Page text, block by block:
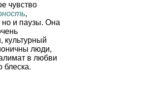
чувство
,
но и паузы. Она
культурный
люди,
в любви
блеска.